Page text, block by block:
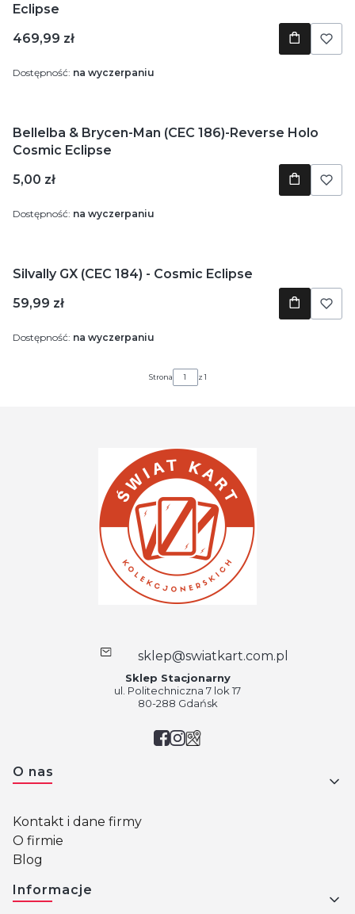
Eclipse
Cena
469,99 zł
Dostępność: na wyczerpaniu
Bellelba & Brycen-Man (CEC 186)-Reverse Holo
Cosmic Eclipse
Cena
5,00 zł
Dostępność: na wyczerpaniu
Silvally GX (CEC 184) - Cosmic Eclipse
Cena
59,99 zł
Dostępność: na wyczerpaniu
Strona z 1
sklep@swiatkart.com.pl
Sklep Stacjonarny
ul. Politechniczna 7 lok 17
80-288 Gdańsk
Linki w stopce
O nas
Kontakt i dane firmy
O firmie
Blog
Informacje